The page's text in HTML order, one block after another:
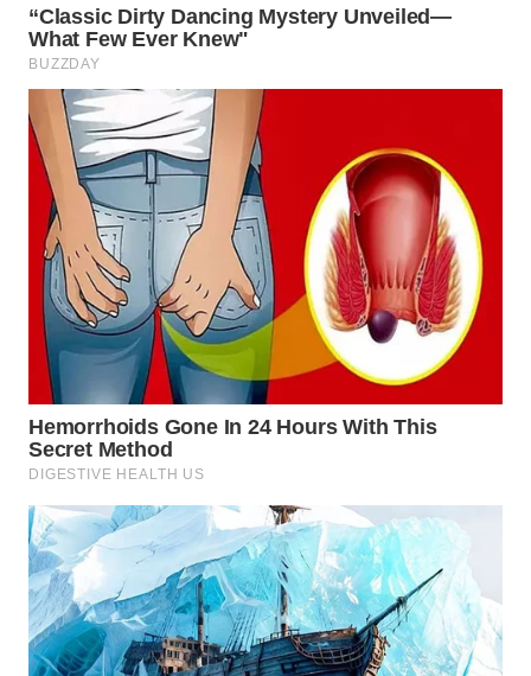
WN
LIKUPANG
WN
LABUANBAJO
WN
BORNEO
Wahana
Media
Group
WAHANA
NEWS
WAHANA
TANI
WAHANA
ADVOKAT
WAHANA
INFRASTRUKTUR